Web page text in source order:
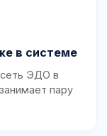
в системе
ЭДО в
пару